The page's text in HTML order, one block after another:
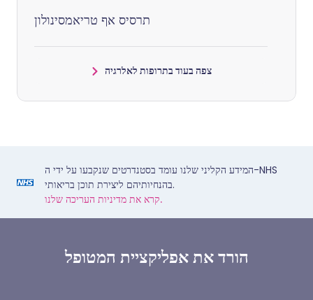
תרסיס אף טריאמסינולון
צפה בעוד בתרופות לאלרגיה
המידע הקליני שלנו עומד בסטנדרטים שנקבעו על ידי ה-NHS
בהנחיותיהם ליצירת תוכן בריאותי.
קרא את מדיניות העריכה שלנו.
הורד את אפליקציית המטופל